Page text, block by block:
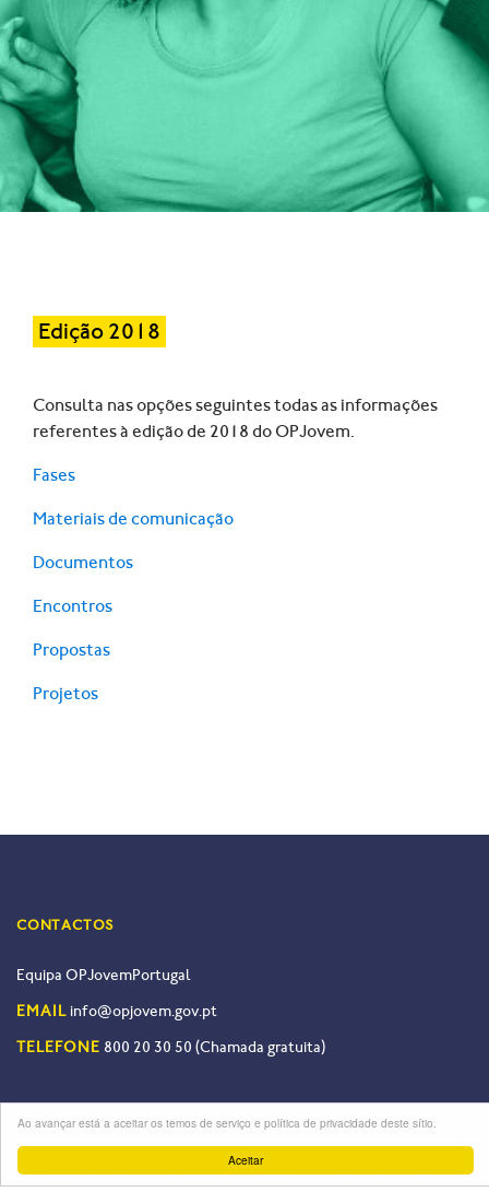
Aceitar
Ao avançar está a aceitar os temos de serviço e política de privacidade deste sítio.
Edição 2018
Consulta nas opções seguintes todas as informações
referentes à edição de 2018 do OPJovem.
Fases
Materiais de comunicação
Documentos
Encontros
Propostas
Projetos
CONTACTOS
Equipa OPJovemPortugal
EMAILinfo@opjovem.gov.pt
TELEFONE 800 20 30 50 (Chamada gratuita)
Termos de Serviço